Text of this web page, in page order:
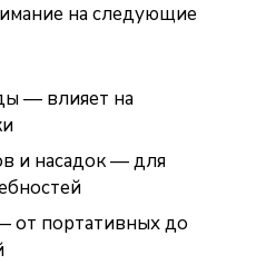
на следующие
— влияет на
и насадок — для
от портативных до